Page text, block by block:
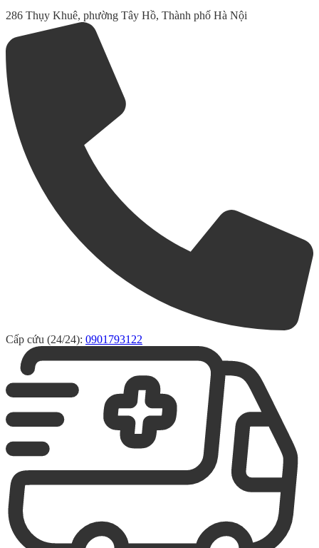
286 Thụy Khuê, phường Tây Hồ, Thành phố Hà Nội
Cấp cứu (24/24): 0901793122